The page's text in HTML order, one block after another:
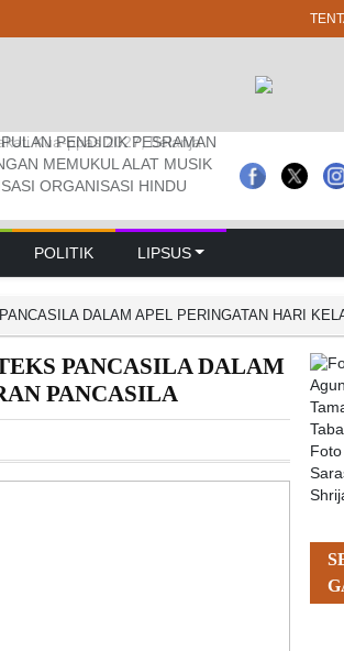
PENDIDIK PESRAMAN
MEMUKUL ALAT MUSIK
ORGANISASI HINDU
Badung Berprestasi Di
Kua-ppas 2027, Belanja
POLITIK LIPSUS
DALAM APEL PERINGATAN HARI
PANCASILA DALAM
PANCASILA